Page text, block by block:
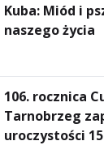
Kuba: Miód i
naszego życia
106. rocznica
Tarnobrzeg
uroczystości